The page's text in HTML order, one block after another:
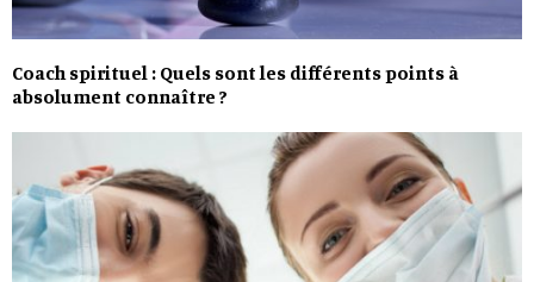
Coach spirituel : Quels sont les différents points à
absolument connaître ?